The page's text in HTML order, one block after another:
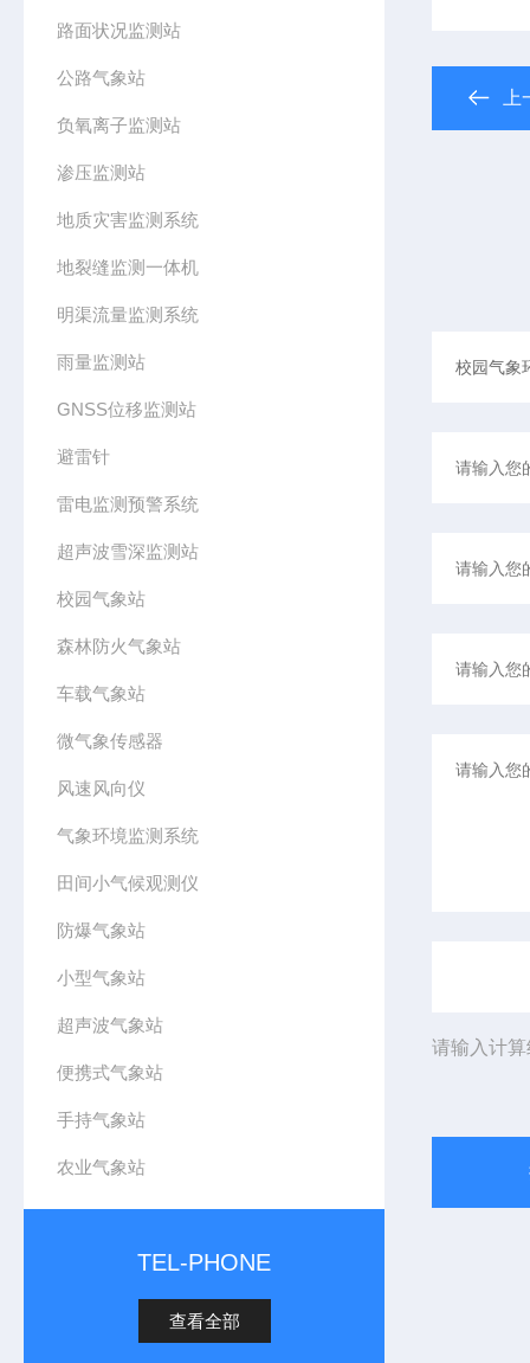
路面状况监测站
公路气象站
负氧离子监测站
渗压监测站
地质灾害监测系统
地裂缝监测一体机
明渠流量监测系统
雨量监测站
GNSS位移监测站
避雷针
雷电监测预警系统
超声波雪深监测站
校园气象站
森林防火气象站
车载气象站
微气象传感器
风速风向仪
气象环境监测系统
田间小气候观测仪
防爆气象站
小型气象站
超声波气象站
便携式气象站
手持气象站
农业气象站
TEL-PHONE
查看全部
请输入计